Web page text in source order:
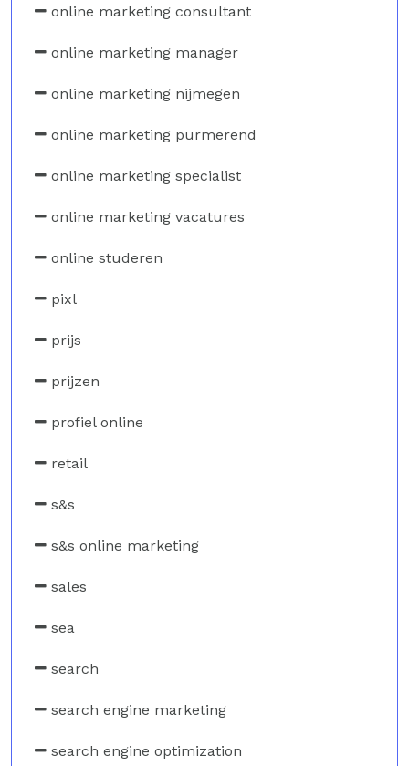
online marketing consultant
online marketing manager
online marketing nijmegen
online marketing purmerend
online marketing specialist
online marketing vacatures
online studeren
pixl
prijs
prijzen
profiel online
retail
s&s
s&s online marketing
sales
sea
search
search engine marketing
search engine optimization